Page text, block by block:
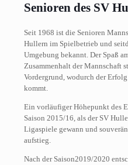
Senioren des SV
Seit 1968 ist die Senioren
Hullern im Spielbetrieb und
Umgebung bekannt. Der Spaß
Zusammenhalt der Mannschaft
Vordergrund, wodurch der
kommt.
Ein vorläufiger Höhepunkt des
Saison 2015/16, als der SV
Ligaspiele gewann und
aufstieg.
Nach der Saison2019/2020